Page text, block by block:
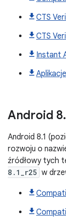
CTS
CTS
Instant
Android 8.
Android 8.1
rozwoju o
źródłowy tych
8.1_r25 w